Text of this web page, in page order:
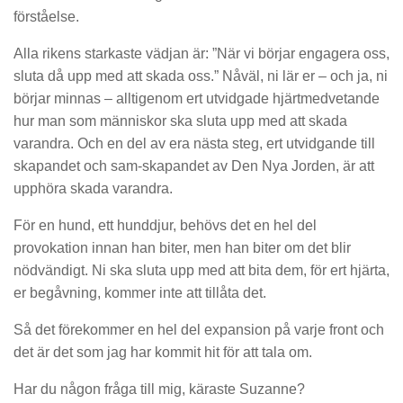
förståelse.
Alla rikens starkaste vädjan är: ”När vi börjar engagera oss,
sluta då upp med att skada oss.” Nåväl, ni lär er – och ja, ni
börjar minnas – alltigenom ert utvidgade hjärtmedvetande
hur man som människor ska sluta upp med att skada
varandra. Och en del av era nästa steg, ert utvidgande till
skapandet och sam-skapandet av Den Nya Jorden, är att
upphöra skada varandra.
För en hund, ett hunddjur, behövs det en hel del
provokation innan han biter, men han biter om det blir
nödvändigt. Ni ska sluta upp med att bita dem, för ert hjärta,
er begåvning, kommer inte att tillåta det.
Så det förekommer en hel del expansion på varje front och
det är det som jag har kommit hit för att tala om.
Har du någon fråga till mig, käraste Suzanne?